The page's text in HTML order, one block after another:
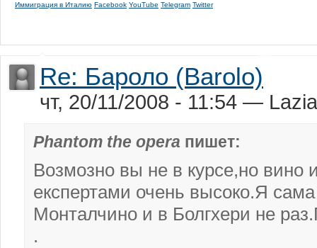
Иммиграция в Италию Facebook YouTube Telegram Twitter
Re: Бароло (Barolo)
чт, 20/11/2008 - 11:54 —
Phantom the opera пишет:
Возмозно вы не в курсе,но вино
експертами очень высоко.Я
Монталчино и в Болгхери не
.